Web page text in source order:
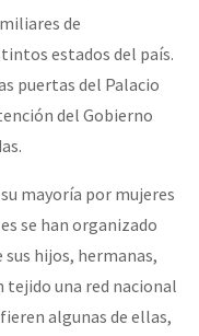
la libertad de Jesús
de
estados del país.
puertas del Palacio
del Gobierno
mayoría por mujeres
se han organizado
sus hijos, hermanas,
tejido una red nacional
algunas de ellas,